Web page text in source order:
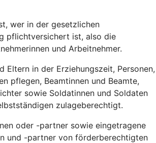
wer in der gesetzlichen
pflichtversichert ist, also die
und Arbeitnehmer.
Eltern in der Erziehungszeit, Personen,
pflegen, Beamtinnen und Beamte,
sowie Soldatinnen und Soldaten
zulageberechtigt.
oder -partner sowie eingetragene
und -partner von förderberechtigten